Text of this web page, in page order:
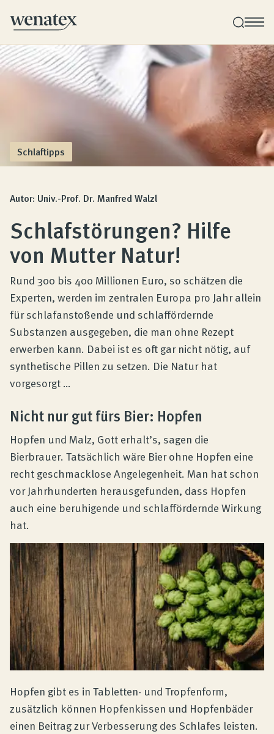
Wenatex Schlafberatung
Produktberatung zu Hause oder online!
Produkte
Qualität und Garantie
Kundenbewertungen
Produktberatung
Unternehmen
Kontakt
Magazin
Schlaftipps
Autor: Univ.-Prof. Dr. Manfred Walzl
Schlafstörungen? Hilfe
von Mutter Natur!
Rund 300 bis 400 Millionen Euro, so schätzen die
Experten, werden im zentralen Europa pro Jahr allein
für schlafanstoßende und schlaffördernde
Substanzen ausgegeben, die man ohne Rezept
erwerben kann. Dabei ist es oft gar nicht nötig, auf
synthetische Pillen zu setzen. Die Natur hat
vorgesorgt …
Nicht nur gut fürs Bier: Hopfen
Hopfen und Malz, Gott erhalt’s, sagen die
Bierbrauer. Tatsächlich wäre Bier ohne Hopfen eine
recht geschmacklose Angelegenheit. Man hat schon
vor Jahrhunderten herausgefunden, dass Hopfen
auch eine beruhigende und schlaffördernde Wirkung
hat.
Hopfen gibt es in Tabletten- und Tropfenform,
zusätzlich können Hopfenkissen und Hopfenbäder
einen Beitrag zur Verbesserung des Schlafes leisten.